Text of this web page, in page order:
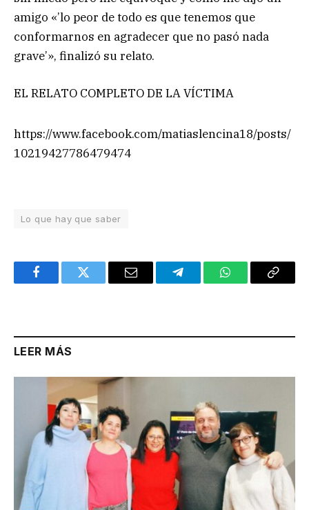
amigo «’lo peor de todo es que tenemos que
conformarnos en agradecer que no pasó nada
grave’», finalizó su relato.
EL RELATO COMPLETO DE LA VÍCTIMA
https://www.facebook.com/matiaslencina18/posts/
10219427786479474
Lo que hay que saber
FacebookTwitter Email TelegramWhatsAppCopy
LEER MÁS